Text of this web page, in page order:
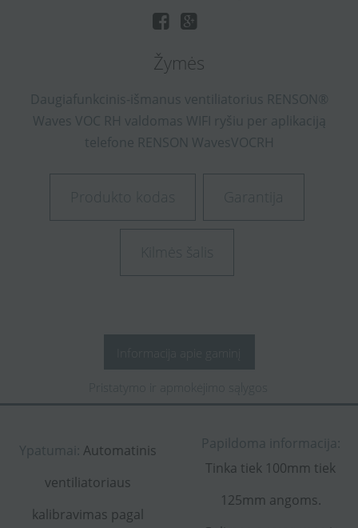
Žymės
Daugiafunkcinis-išmanus ventiliatorius RENSON®
Waves VOC RH valdomas WIFI ryšiu per aplikaciją
telefone RENSON WavesVOCRH
Produkto kodas Garantija
Kilmės šalis
Pristatymo ir apmokėjimo sąlygos
Ypatumai: Automatinis
ventiliatoriaus
kalibravimas pagal
Papildoma informacija:
Tinka tiek 100mm tiek
125mm angoms.